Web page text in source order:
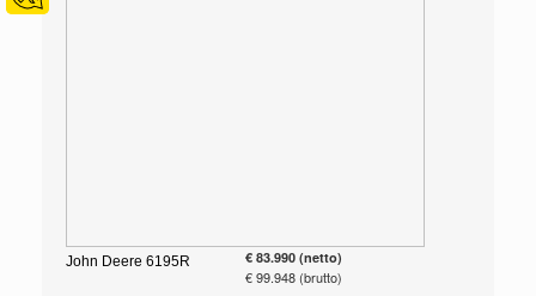
John Deere 6195R € 83.990 (netto)
€ 99.948 (brutto)